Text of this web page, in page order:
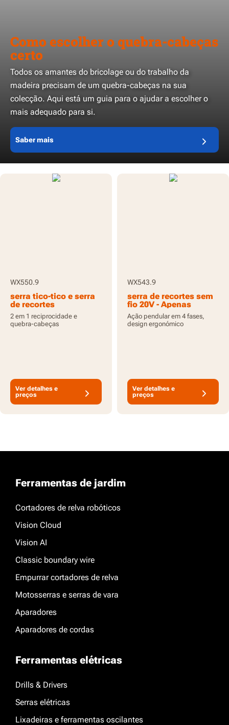
Como escolher o quebra-cabeças
certo
Todos os amantes do bricolage ou do trabalho da
madeira precisam de um quebra-cabeças na sua
colecção. Aqui está um guia para o ajudar a escolher o
mais adequado para si.
Saber mais
WX550.9
serra tico-tico e serra
de recortes
transformadora sem
fio Axis 20V - Apenas
ferramenta
2 em 1 reciprocidade e
quebra-cabeças
Ver detalhes e
preços
WX543.9
serra de recortes sem
fio 20V - Apenas
ferramenta
Ação pendular em 4 fases,
design ergonómico
Ver detalhes e
preços
Ferramentas de jardim
Cortadores de relva robóticos
Vision Cloud
Vision AI
Classic boundary wire
Empurrar cortadores de relva
Motosserras e serras de vara
Aparadores
Aparadores de cordas
Ferramentas elétricas
Drills & Drivers
Serras elétricas
Lixadeiras e ferramentas oscilantes